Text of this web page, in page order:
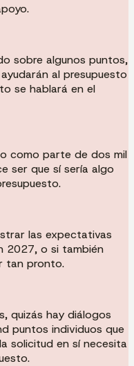
sobre algunos puntos,
al presupuesto
se hablará en el
como parte de dos mil
ser que sí sería algo
las expectativas
2027, o si también
tan pronto.
quizás hay diálogos
puntos individuos que
solicitud en sí necesita